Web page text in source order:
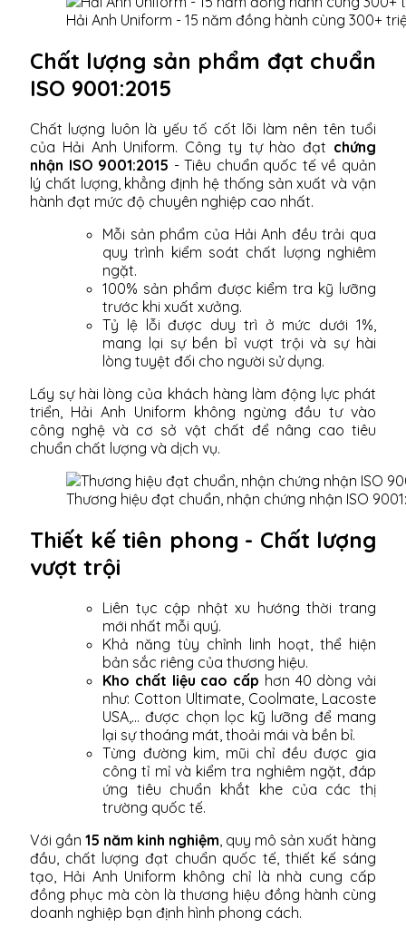
Hải Anh Uniform - 15 năm đồng hành cùng 300+
Chất lượng sản phẩm đạt chuẩn
ISO 9001:2015
Chất lượng luôn là yếu tố cốt lõi làm nên tên tuổi
của Hải Anh Uniform. Công ty tự hào đạt chứng
nhận ISO 9001:2015 - Tiêu chuẩn quốc tế về quản
lý chất lượng, khẳng định hệ thống sản xuất và vận
hành đạt mức độ chuyên nghiệp cao nhất.
Mỗi sản phẩm của Hải Anh đều trải qua
quy trình kiểm soát chất lượng nghiêm
ngặt.
100% sản phẩm được kiểm tra kỹ lưỡng
trước khi xuất xưởng.
Tỷ lệ lỗi được duy trì ở mức dưới 1%,
mang lại sự bền bỉ vượt trội và sự hài
lòng tuyệt đối cho người sử dụng.
Lấy sự hài lòng của khách hàng làm động lực phát
triển, Hải Anh Uniform không ngừng đầu tư vào
công nghệ và cơ sở vật chất để nâng cao tiêu
chuẩn chất lượng và dịch vụ.
Thương hiệu đạt chuẩn, nhận chứng nhận ISO
Thiết kế tiên phong - Chất lượng
vượt trội
Liên tục cập nhật xu hướng thời trang
mới nhất mỗi quý.
Khả năng tùy chỉnh linh hoạt, thể hiện
bản sắc riêng của thương hiệu.
Kho chất liệu cao cấp hơn 40 dòng vải
như: Cotton Ultimate, Coolmate, Lacoste
USA,... được chọn lọc kỹ lưỡng để mang
lại sự thoáng mát, thoải mái và bền bỉ.
Từng đường kim, mũi chỉ đều được gia
công tỉ mỉ và kiểm tra nghiêm ngặt, đáp
ứng tiêu chuẩn khắt khe của các thị
trường quốc tế.
Với gần 15 năm kinh nghiệm , quy mô sản xuất hàng
đầu, chất lượng đạt chuẩn quốc tế, thiết kế sáng
tạo, Hải Anh Uniform không chỉ là nhà cung cấp
đồng phục mà còn là thương hiệu đồng hành cùng
doanh nghiệp bạn định hình phong cách.